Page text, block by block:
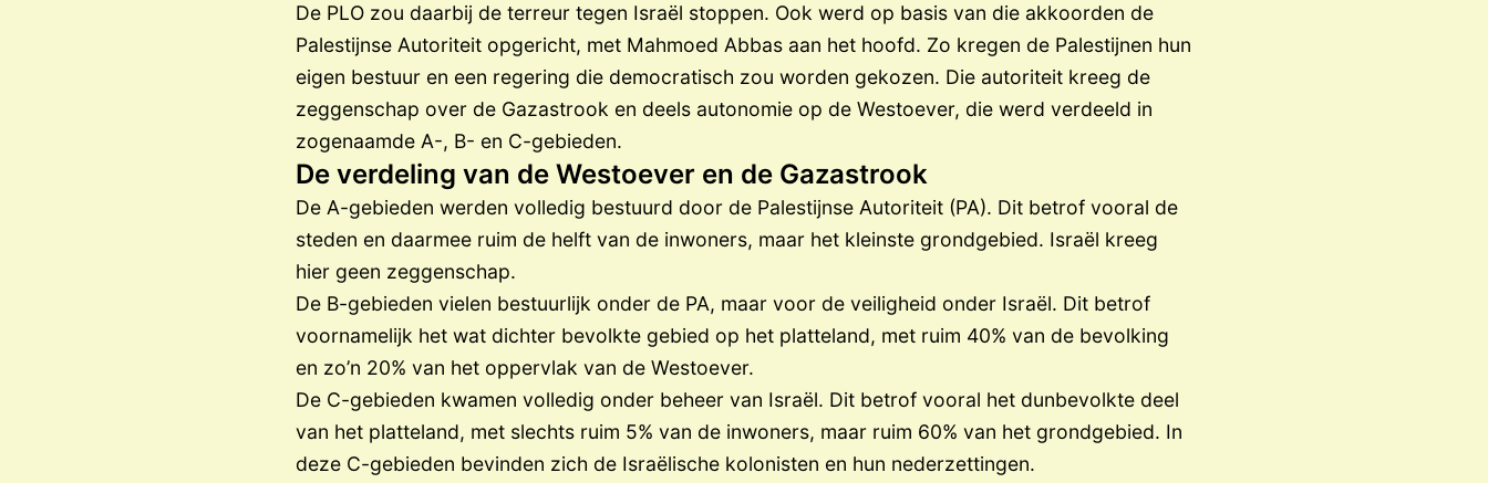
De PLO zou daarbij de terreur tegen Israël stoppen. Ook werd op basis van die akkoorden de
Palestijnse Autoriteit opgericht, met Mahmoed Abbas aan het hoofd. Zo kregen de Palestijnen hun
eigen bestuur en een regering die democratisch zou worden gekozen. Die autoriteit kreeg de
zeggenschap over de Gazastrook en deels autonomie op de Westoever, die werd verdeeld in
zogenaamde A-, B- en C-gebieden.
De verdeling van de Westoever en de Gazastrook
De A-gebieden werden volledig bestuurd door de Palestijnse Autoriteit (PA). Dit betrof vooral de
steden en daarmee ruim de helft van de inwoners, maar het kleinste grondgebied. Israël kreeg
hier geen zeggenschap.
De B-gebieden vielen bestuurlijk onder de PA, maar voor de veiligheid onder Israël. Dit betrof
voornamelijk het wat dichter bevolkte gebied op het platteland, met ruim 40% van de bevolking
en zo’n 20% van het oppervlak van de Westoever.
De C-gebieden kwamen volledig onder beheer van Israël. Dit betrof vooral het dunbevolkte deel
van het platteland, met slechts ruim 5% van de inwoners, maar ruim 60% van het grondgebied. In
deze C-gebieden bevinden zich de Israëlische kolonisten en hun nederzettingen.